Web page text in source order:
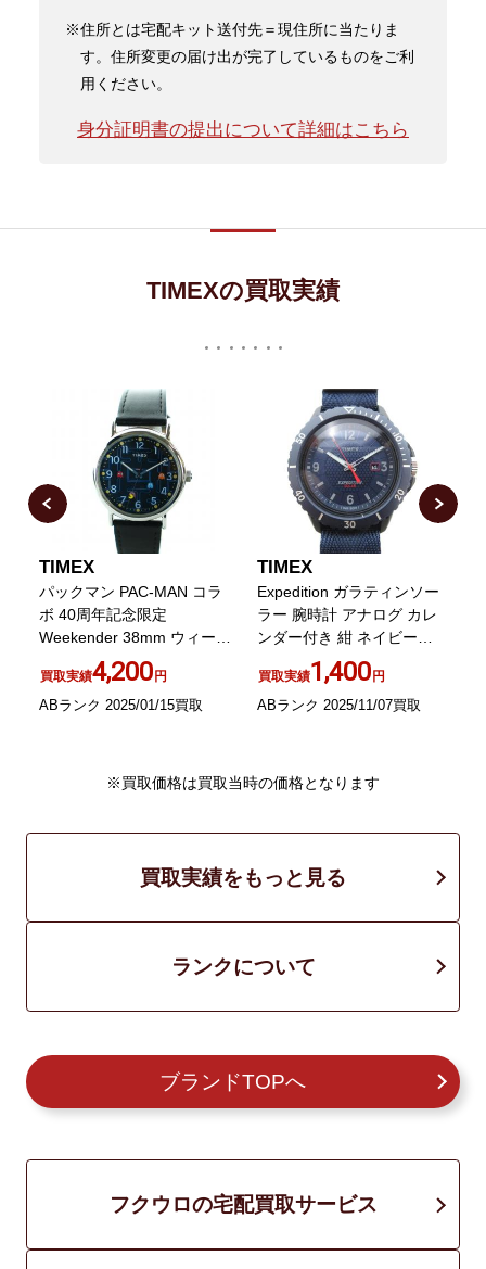
※住所とは宅配キット送付先＝現住所に当たりま
す。住所変更の届け出が完了しているものをご利
用ください。
身分証明書の提出について詳細はこちら
TIMEXの買取実績
TIMEX
パックマン PAC-MAN コラ
ボ 40周年記念限定
Weekender 38mm ウィーク
エンダー 腕時計 ウォッチ
クォーツ
買取実績4,200円
ABランク 2025/01/15買取
TIMEX
Expedition ガラティンソー
ラー 腕時計 アナログ カレ
ンダー付き 紺 ネイビー
TW4B14300
買取実績1,400円
ABランク 2025/11/07買取
※買取価格は買取当時の価格となります
買取実績をもっと見る
ランクについて
ブランドTOPへ
フクウロの宅配買取サービス